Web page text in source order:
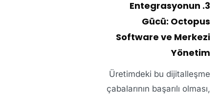
3. Entegrasyonun
Gücü: Octopus
Software ve Merkezi
Yönetim
Üretimdeki bu dijitalleşme
çabalarının başarılı olması,